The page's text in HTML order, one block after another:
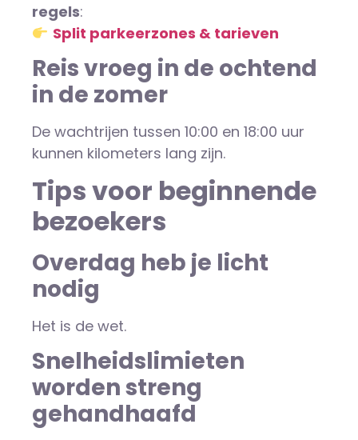
regels:
Split parkeerzones & tarieven
Reis vroeg in de ochtend
in de zomer
De wachtrijen tussen 10:00 en 18:00 uur
kunnen kilometers lang zijn.
Tips voor beginnende
bezoekers
Overdag heb je licht
nodig
Het is de wet.
Snelheidslimieten
worden streng
gehandhaafd